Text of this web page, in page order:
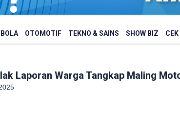
OTOMOTIF TEKNO & SAINS SHOW BIZ
Laporan Warga Tangkap Maling